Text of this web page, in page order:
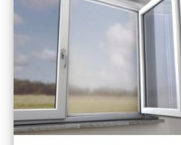
Dodaj
na